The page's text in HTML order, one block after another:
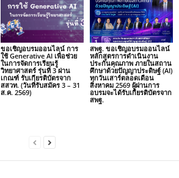
ขอเชิญอบรมออนไลน์ การ
ใช้ Generative AI เพื่อช่วย
ในการจัดการเรียนรู้
วิทยาศาสตร์ รุ่นที่ 3 ผ่าน
เกณฑ์ รับเกียรติบัตรจาก
สสวท. (วันที่รับสมัคร 3 – 31
ส.ค. 2569)
สพฐ. ขอเชิญอบรมออนไลน์
หลักสูตรการดำเนินงาน
ประกันคุณภาพ ภายในสถาน
ศึกษาด้วยปัญญาประดิษฐ์ (AI)
ทุกวันเสาร์ตลอดเดือน
สิงหาคม 2569 ผู้ผ่านการ
อบรมจะได้รับเกียรติบัตรจาก
สพฐ.